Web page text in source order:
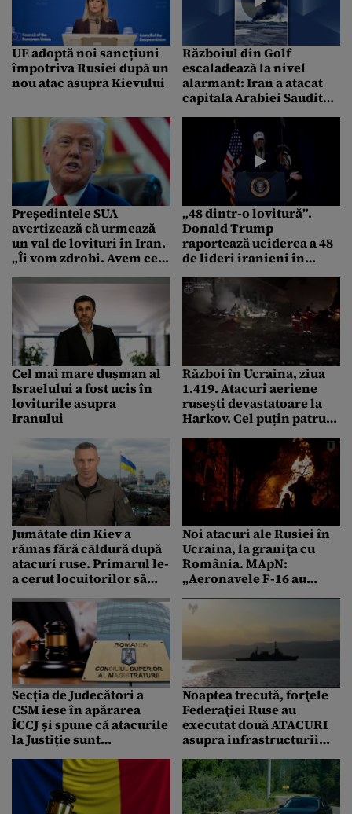
UE adoptă noi sancțiuni
împotriva Rusiei după un
nou atac asupra Kievului
Războiul din Golf
escaladează la nivel
alarmant: Iran a atacat
capitala Arabiei Saudite
Președintele SUA
avertizează că urmează
un val de lovituri în Iran.
„Îi vom zdrobi. Avem cea
din lume”
„48 dintr-o lovitură”.
Donald Trump
raportează uciderea a 48
de lideri iranieni în
Iranului: „Și ne mișcăm
rapid”
Cel mai mare dușman al
Israelului a fost ucis în
loviturile asupra
Iranului
Război în Ucraina, ziua
1.419. Atacuri aeriene
rusești devastatoare la
Harkov. Cel puțin patru
Jumătate din Kiev a
rămas fără căldură după
atacuri ruse. Primarul le-
a cerut locuitorilor să
Noi atacuri ale Rusiei în
Ucraina, la graniţa cu
România. MApN:
„Aeronavele F-16 au
diferite distanțe de
Secția de Judecători a
CSM iese în apărarea
ÎCCJ și spune că atacurile
la Justiție sunt
politic”
Noaptea trecută, forţele
Federaţiei Ruse au
executat două ATACURI
asupra infrastructurii
situate pe fluviul
Dunărea